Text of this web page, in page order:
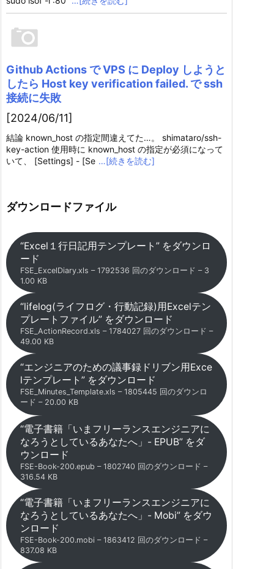
Github Actions で VPS に Deploy しようと
したら Host key verification failed. で ssh
接続に失敗
[2024/06/11]
結論 known_host の指定間違えてた…。 shimataro/ssh-
key-action 使用時に known_host の指定が必須になって
いて、 [Settings] - [Se …[続きを読む]
ダウンロードファイル
“Excel１行日記用テンプレート” をダウンロ
ード
FSE_ExcelDiary.xls – 1792536 回のダウンロード – 3
1.00 KB
“lifelog(ライフログ・行動記録)用Excelテン
プレートファイル” をダウンロード
FSE_ActionRecord.xls – 1784027 回のダウンロード –
49.00 KB
“エンジニアのための議事録ドリブン用Exce
lテンプレート” をダウンロード
FSE_Minutes_Template.xls – 1805445 回のダウンロ
ード – 20.00 KB
“電子書籍「いまフリーランスエンジニアに
なろうとしているあなたへ」- EPUB” をダ
ウンロード
FSE-Book-200.epub – 1802740 回のダウンロード –
316.54 KB
“電子書籍「いまフリーランスエンジニアに
なろうとしているあなたへ」- Mobi” をダウ
ンロード
FSE-Book-200.mobi – 1863412 回のダウンロード –
837.08 KB